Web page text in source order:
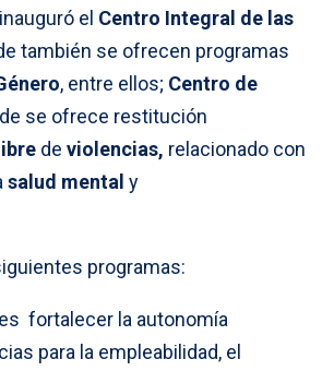
el Centro Integral de las
también se ofrecen programas
, entre ellos; Centro de
se ofrece restitución
de violencias, relacionado con
salud mental y
programas:
fortalecer la autonomía
para la empleabilidad, el